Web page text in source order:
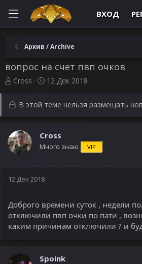
ВХОД
Архив / Archive
вопрос на счет пвп очков
А
т
о
р
т
е
м
Cross
Д
а
н
ч
а
12 Дек 2018
В этой теме нельзя размещать
Cross
Много знаю VIP
12 Дек 2018
Доброго времени суток , недели
отключили пвп очки по пати ,
каким причинам отключили ? и
Spoink